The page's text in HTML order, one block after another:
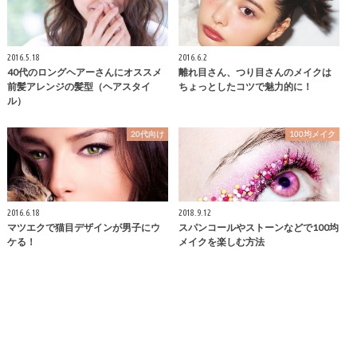
2016.5.18
40代のロングヘアーさんにオススメ
前髪アレンジの髪型（ヘアスタイ
ル）
2016.6.2
離れ目さん、つり目さんのメイクは
ちょっとしたコツで魅力的に！
20代向け
2016.6.18
マツエクで猫目デザインが男子にウ
ケる！
100均メイク
2018.9.12
スパンコールやストーンなどで100均
メイクを楽しむ方法